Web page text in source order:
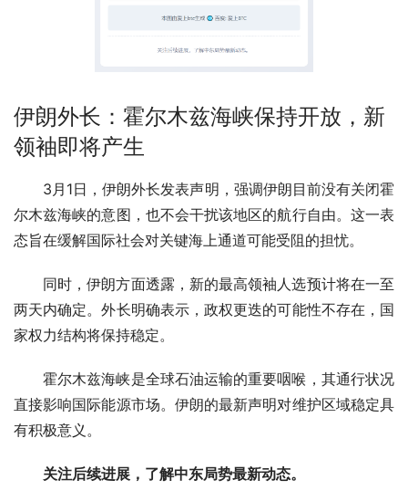
伊朗外长：霍尔木兹海峡保持开放，新
领袖即将产生
3月1日，伊朗外长发表声明，强调伊朗目前没有关闭霍
尔木兹海峡的意图，也不会干扰该地区的航行自由。这一表
态旨在缓解国际社会对关键海上通道可能受阻的担忧。
同时，伊朗方面透露，新的最高领袖人选预计将在一至
两天内确定。外长明确表示，政权更迭的可能性不存在，国
家权力结构将保持稳定。
霍尔木兹海峡是全球石油运输的重要咽喉，其通行状况
直接影响国际能源市场。伊朗的最新声明对维护区域稳定具
有积极意义。
关注后续进展，了解中东局势最新动态。